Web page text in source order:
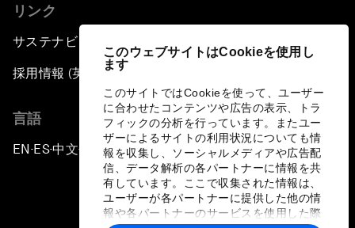
このウェブサイトはCookieを使用し
ます
このサイトではCookieを使って、ユーザー
に合わせたコンテンツや広告の表示、トラ
フィックの分析を行っています。またユー
ザーによるサイトの利用状況についても情
報を収集し、ソーシャルメディアや広告配
信、データ解析の各パートナーに情報を共
有しています。ここで収集された情報は、
ユーザーが各パートナーに提供した他の情
報や各パートナーのサービスを使用した際
リンク
サステナビリティへの取り組み
採用情報 (英語のみ)
言語
EN ▪ES▪中文▪ 日本語